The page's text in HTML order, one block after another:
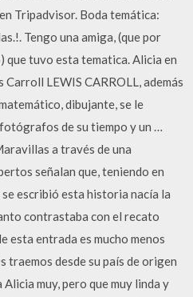
Tripadvisor. Boda temática:
Tengo una amiga, (que por
que tuvo esta tematica. Alicia en
LEWIS CARROLL, además
dibujante, se le
de su tiempo y un …
a través de una
señalan que, teniendo en
se escribió esta historia nacía la
contrastaba con el recato
entrada es mucho menos
traemos desde su país de origen
muy, pero que muy linda y